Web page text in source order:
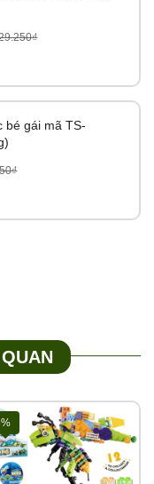
bé gái mã TS-